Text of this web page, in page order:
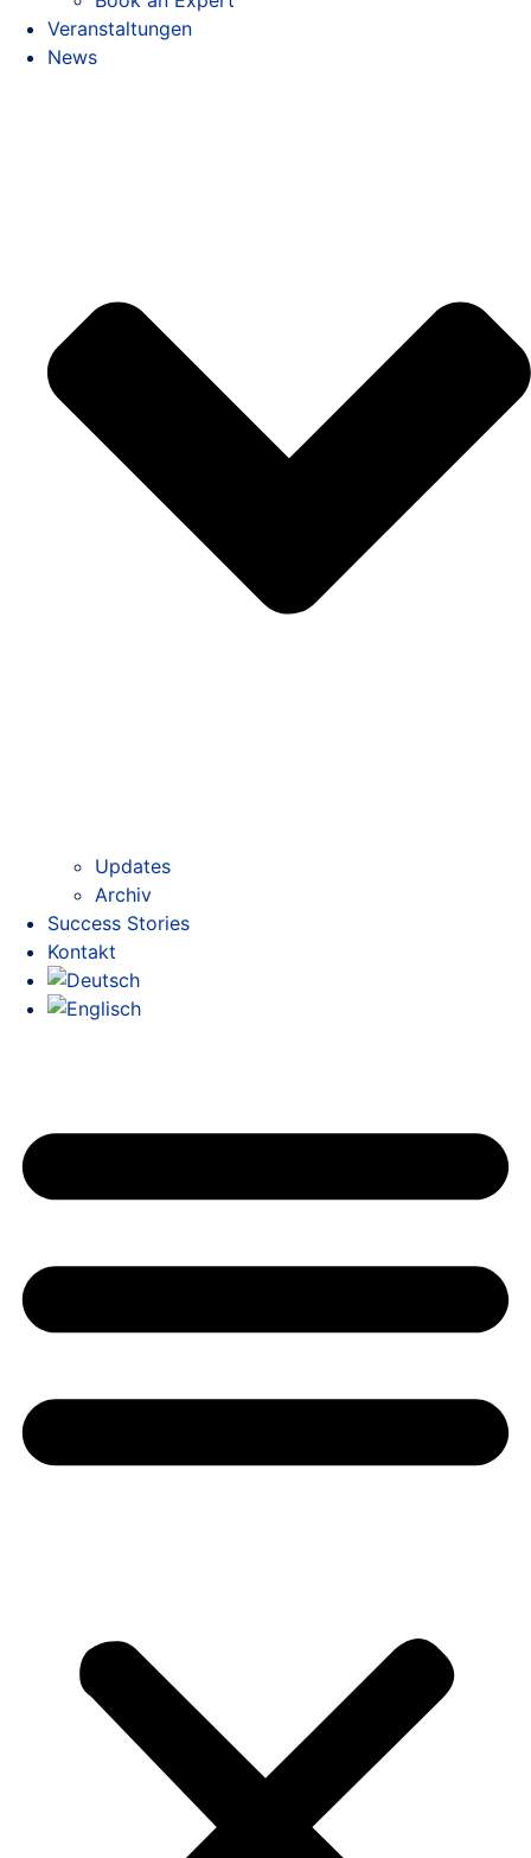
Veranstaltungen
News
Updates
Archiv
Success Stories
Kontakt